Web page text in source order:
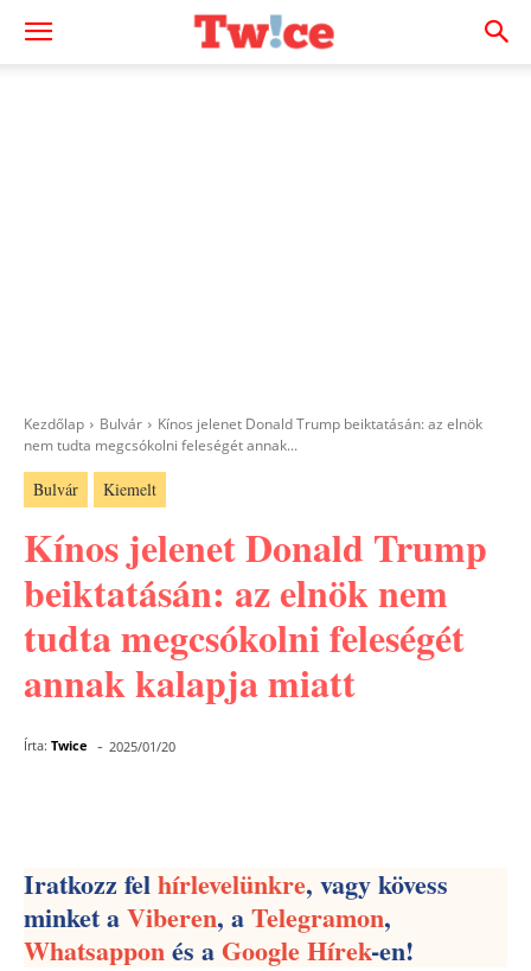
Kezdőlap Bulvár
Kínos jelenet Donald Trump beiktatásán: az elnök
nem tudta megcsókolni feleségét annak...
Bulvár Kiemelt
Kínos jelenet Donald Trump
beiktatásán: az elnök nem
tudta megcsókolni feleségét
annak kalapja miatt
Írta: Twice - 2025/01/20
Iratkozz felhírlevelünkre, vagy kövess
minket aViberen, aTelegramon,
Whatsapponés aGoogle Hírek-en!